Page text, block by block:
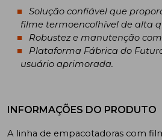
Solução confiável que
filme termoencolhível de alta
Robustez e manutenção
Plataforma Fábrica do
usuário aprimorada.
INFORMAÇÕES DO PRODUTO
A linha de empacotadoras com